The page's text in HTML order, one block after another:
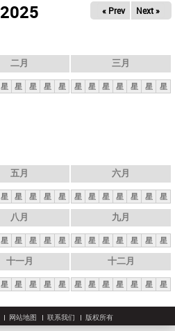
2025 « Prev Next »
二月
星 星 星 星 星
三月
星 星 星 星 星 星 星
五月
星 星 星 星 星
六月
星 星 星 星 星 星 星
八月
星 星 星 星 星
九月
星 星 星 星 星 星 星
十一月
星 星 星 星 星
十二月
星 星 星 星 星 星 星
网站地图 联系我们 版权所有